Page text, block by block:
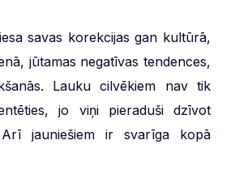
savas korekcijas gan kultūrā,
jūtamas negatīvas tendences,
Lauku cilvēkiem nav tik
jo viņi pieraduši dzīvot
jauniešiem ir svarīga kopā